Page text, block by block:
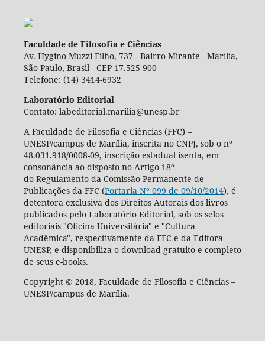
Faculdade de Filosofia e Ciências
Av. Hygino Muzzi Filho, 737 - Bairro Mirante - Marília,
São Paulo, Brasil - CEP 17.525-900
Telefone: (14) 3414-6932
Laboratório Editorial
Contato: labeditorial.marilia@unesp.br
A Faculdade de Filosofia e Ciências (FFC) –
UNESP/campus de Marília, inscrita no CNPJ, sob o nº
48.031.918/0008-09, inscrição estadual isenta, em
consonância ao disposto no Artigo 18º
do Regulamento da Comissão Permanente de
Publicações da FFC (Portaria Nº 099 de 09/10/2014), é
detentora exclusiva dos Direitos Autorais dos livros
publicados pelo Laboratório Editorial, sob os selos
editoriais "Oficina Universitária" e "Cultura
Acadêmica", respectivamente da FFC e da Editora
UNESP, e disponibiliza o download gratuito e completo
de seus e-books.
Copyright © 2018, Faculdade de Filosofia e Ciências –
UNESP/campus de Marília.